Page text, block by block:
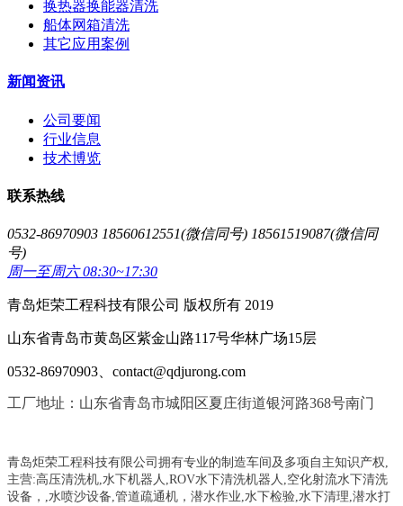
换热器换能器清洗
船体网箱清洗
其它应用案例
新闻资讯
公司要闻
行业信息
技术博览
联系热线
0532-86970903 18560612551(微信同号) 18561519087(微信同
号)
周一至周六 08:30~17:30
青岛炬荣工程科技有限公司 版权所有 2019
山东省青岛市黄岛区紫金山路117号华林广场15层
0532-86970903、contact@qdjurong.com
工厂地址：山东省青岛市城阳区夏庄街道银河路368号南门
青岛炬荣工程科技有限公司拥有专业的制造车间及多项自主知识产权,
主营:高压清洗机,水下机器人,ROV水下清洗机器人,空化射流水下清洗
设备， ,水喷沙设备,管道疏通机 ， 潜水作业,水下检验,水下清理,潜水打